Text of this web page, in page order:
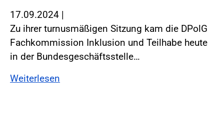
17.09.2024 |
Zu ihrer turnusmäßigen Sitzung kam die DPolG
Fachkommission Inklusion und Teilhabe heute
in der Bundesgeschäftsstelle…
Weiterlesen